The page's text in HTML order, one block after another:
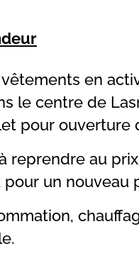
en
le centre de
pour ouverture
reprendre au
un nouveau